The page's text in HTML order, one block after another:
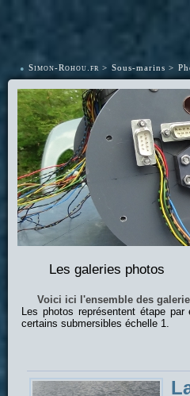
• Simon-Rohou.fr Sous-marins
Les galeries photos
Voici ici l'ensemble des
Les photos représentent étape
certains submersibles échelle 1.